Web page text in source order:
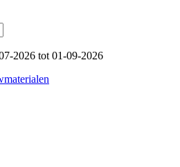
2026 tot 01-09-2026